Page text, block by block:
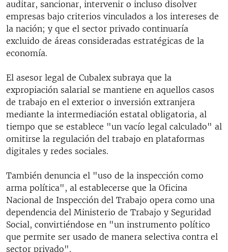
auditar, sancionar, intervenir o incluso disolver
empresas bajo criterios vinculados a los intereses de
la nación; y que el sector privado continuaría
excluido de áreas consideradas estratégicas de la
economía.
El asesor legal de Cubalex subraya que la
expropiación salarial se mantiene en aquellos casos
de trabajo en el exterior o inversión extranjera
mediante la intermediación estatal obligatoria, al
tiempo que se establece "un vacío legal calculado" al
omitirse la regulación del trabajo en plataformas
digitales y redes sociales.
También denuncia el "uso de la inspección como
arma política", al establecerse que la Oficina
Nacional de Inspección del Trabajo opera como una
dependencia del Ministerio de Trabajo y Seguridad
Social, convirtiéndose en "un instrumento político
que permite ser usado de manera selectiva contra el
sector privado".